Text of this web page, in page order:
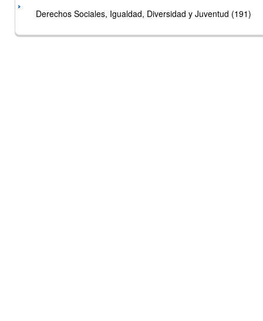
Derechos Sociales, Igualdad, Diversidad y Juventud (191)